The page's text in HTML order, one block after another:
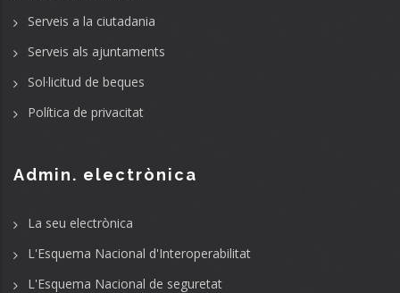
Serveis a la ciutadania
Serveis als ajuntaments
Sol·licitud de beques
Política de privacitat
Admin. electrònica
La seu electrònica
L'Esquema Nacional d'Interoperabilitat
L'Esquema Nacional de seguretat